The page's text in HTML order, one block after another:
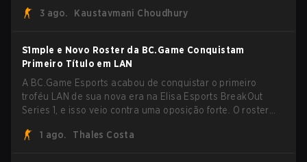
shuffles, avançou pela Team Spirit em uma série
3 ago. Kaustavmani Choudhury
S1mple e Novo Roster da BC.Game Conquistam
Primeiro Título em LAN
A BC.Game Esports acabou de conquistar o primeiro
troféu LAN de sua nova era na Elisa Esports BreakOut
Series 1, e isso veio contra uma oposição forte. O roster
campanha com cinco vitórias seguidas e uma varrida
1 ago. Thales Costa